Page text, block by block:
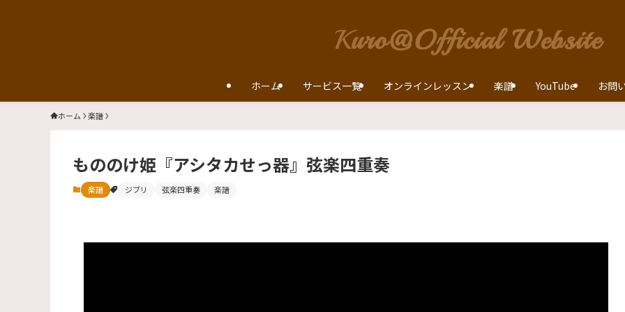
ホーム サービス一覧 オンラインレッスン 楽譜 YouTube お問
ホーム 楽譜
もののけ姫『アシタカせっ器』弦楽四重奏
楽譜 ジブリ 弦楽四重奏 楽譜